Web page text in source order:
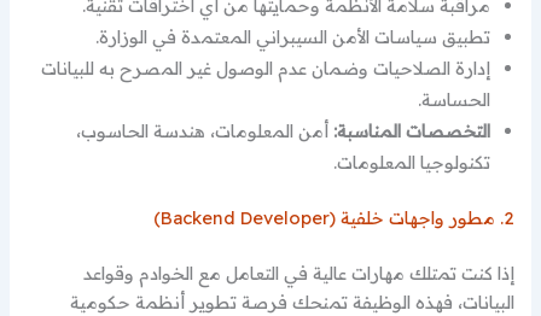
مراقبة سلامة الأنظمة وحمايتها من أي اختراقات تقنية.
تطبيق سياسات الأمن السيبراني المعتمدة في الوزارة.
إدارة الصلاحيات وضمان عدم الوصول غير المصرح به للبيانات
الحساسة.
التخصصات المناسبة: أمن المعلومات، هندسة الحاسوب،
تكنولوجيا المعلومات.
2. مطور واجهات خلفية (Backend Developer)
إذا كنت تمتلك مهارات عالية في التعامل مع الخوادم وقواعد
البيانات، فهذه الوظيفة تمنحك فرصة تطوير أنظمة حكومية